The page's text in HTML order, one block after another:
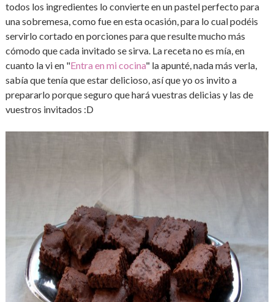
todos los ingredientes lo convierte en un pastel perfecto para
una sobremesa, como fue en esta ocasión, para lo cual podéis
servirlo cortado en porciones para que resulte mucho más
cómodo que cada invitado se sirva. La receta no es mía, en
cuanto la vi en "Entra en mi cocina" la apunté, nada más verla,
sabía que tenía que estar delicioso, así que yo os invito a
prepararlo porque seguro que hará vuestras delicias y las de
vuestros invitados :D